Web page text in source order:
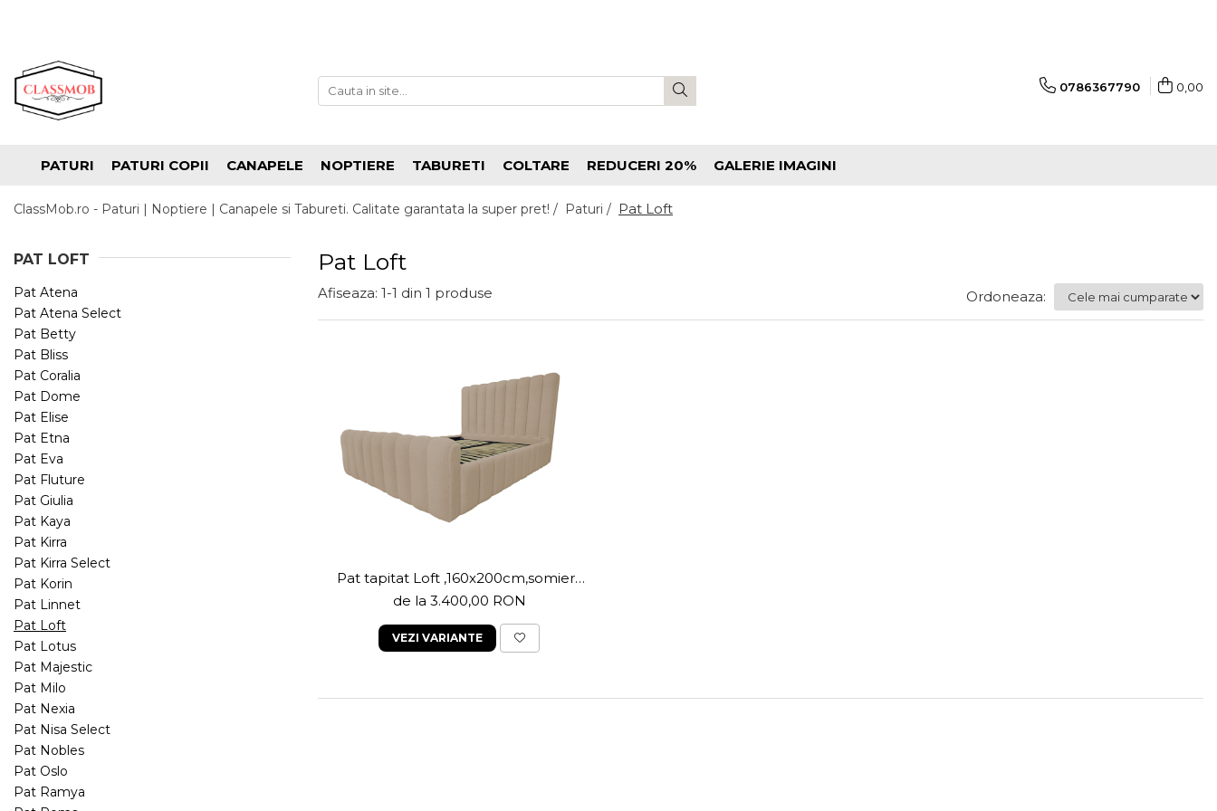
0786367790 0,00
PATURI PATURI COPII CANAPELE NOPTIERE TABURETI COLTARE REDUCERI 20% GALERIE IMAGINI
ClassMob.ro - Paturi | Noptiere | Canapele si Tabureti. Calitate garantata la super pret! / Paturi / Pat Loft
Pat Loft
PAT LOFT
Pat Atena
Pat Atena Select
Pat Betty
Pat Bliss
Pat Coralia
Pat Dome
Pat Elise
Pat Etna
Pat Eva
Pat Fluture
Pat Giulia
Pat Kaya
Pat Kirra
Pat Kirra Select
Pat Korin
Pat Linnet
Pat Loft
Pat Lotus
Pat Majestic
Pat Milo
Pat Nexia
Pat Nisa Select
Pat Nobles
Pat Oslo
Pat Ramya
Afiseaza: 1-1 din 1 produse Ordoneaza:
Pat tapitat Loft ,160x200cm,somiera
metalica rabatabila,spatiu
depozitare,capucino
de la 3.400,00 RON
VEZI VARIANTE